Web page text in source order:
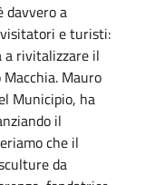
davvero a
e turisti:
a rivitalizzare il
Mauro
Municipio, ha
il
che il
da